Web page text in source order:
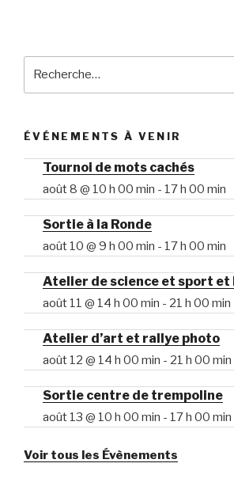
ÉVÉNEMENTS À VENIR
Tournoi de mots cachés
août 8 @ 10 h 00 min - 17 h 00 min
Sortie à la Ronde
août 10 @ 9 h 00 min - 17 h 00 min
Atelier de science et sport
août 11 @ 14 h 00 min - 21 h 00 min
Atelier d’art et rallye photo
août 12 @ 14 h 00 min - 21 h 00 min
Sortie centre de trempoline
août 13 @ 10 h 00 min - 17 h 00 min
Voir tous les Évènements